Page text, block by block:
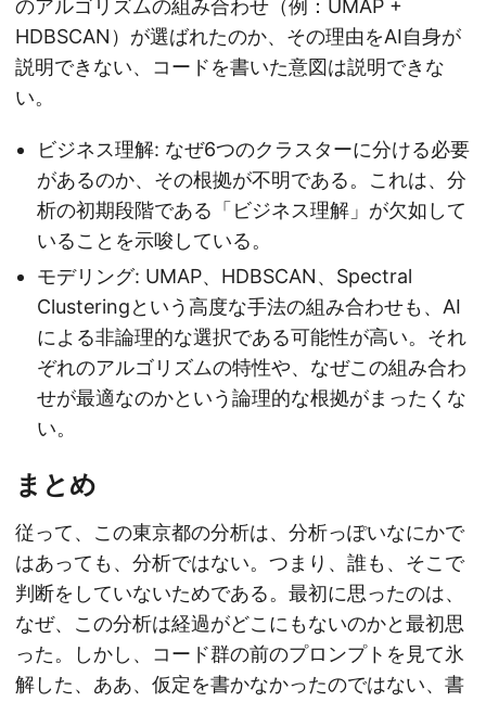
のアルゴリズムの組み合わせ（例：UMAP +
HDBSCAN）が選ばれたのか、その理由をAI自身が
説明できない、コードを書いた意図は説明できな
い。
ビジネス理解: なぜ6つのクラスターに分ける必要
があるのか、その根拠が不明である。これは、分
析の初期段階である「ビジネス理解」が欠如して
いることを示唆している。
モデリング: UMAP、HDBSCAN、Spectral
Clusteringという高度な手法の組み合わせも、AI
による非論理的な選択である可能性が高い。それ
ぞれのアルゴリズムの特性や、なぜこの組み合わ
せが最適なのかという論理的な根拠がまったくな
い。
まとめ
従って、この東京都の分析は、分析っぽいなにかで
はあっても、分析ではない。つまり、誰も、そこで
判断をしていないためである。最初に思ったのは、
なぜ、この分析は経過がどこにもないのかと最初思
った。しかし、コード群の前のプロンプトを見て氷
解した、ああ、仮定を書かなかったのではない、書